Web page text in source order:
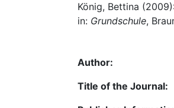
König, Bettina
in: Grundschule,
Author:
Title of the Journal: